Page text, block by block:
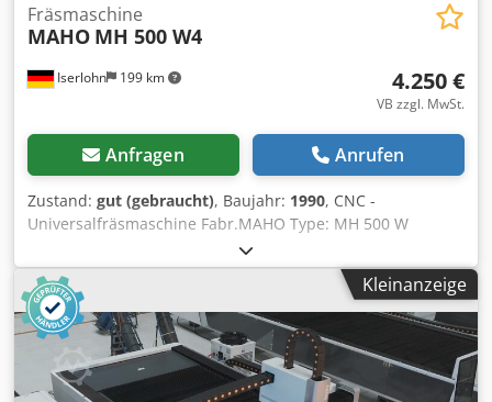
Iserlohn 199 km
Fräsmaschine
MAHO MH 500 W4
4.250 €
VB zzgl. MwSt.
Anfragen Anrufen
Zustand: gut (gebraucht), Baujahr: 1990, CNC -
Universalfräsmaschine Fabr.MAHO Type: MH 500 W
Steuerung MAHO 432 Spindelaufnahme : ISO 40
Spindeldrehzahlen : 20 - 4000 U/min Verfahrwege : X 500
mm Y380 mm Z350 mm Tisch Tragl : 250 Kg. Djdpfxor Igv
Ro Afmowa Maschine im Gutem Zustand von Werkzeugbau
. Abmaße der Maschine : Breite 1500 mm Tiefe 2000 mm
Höhe 1800 mm Gewicht .2100 Kg . Maschinen Dokus
Vorhanden , Maschine unterstrom Vorführbar .
Kleinanzeige